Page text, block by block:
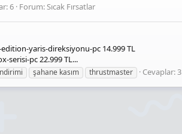
6 Forum: Sıcak Fırsatlar
yaris-direksiyonu-pc 14.999 TL
pc 22.999 TL...
şahane kasım thrustmaster Cevaplar: 3